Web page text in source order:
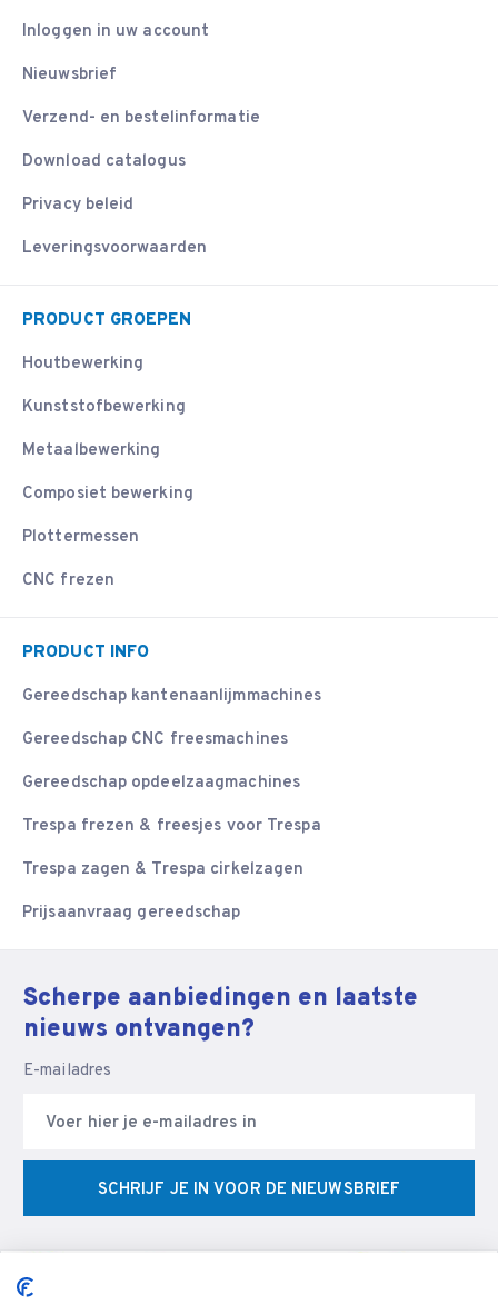
Inloggen in uw account
Nieuwsbrief
Verzend- en bestelinformatie
Download catalogus
Privacy beleid
Leveringsvoorwaarden
PRODUCT GROEPEN
Houtbewerking
Kunststofbewerking
Metaalbewerking
Composiet bewerking
Plottermessen
CNC frezen
PRODUCT INFO
Gereedschap kantenaanlijmmachines
Gereedschap CNC freesmachines
Gereedschap opdeelzaagmachines
Trespa frezen & freesjes voor Trespa
Trespa zagen & Trespa cirkelzagen
Prijsaanvraag gereedschap
Scherpe aanbiedingen en laatste
nieuws ontvangen?
E-mailadres
SCHRIJF JE IN VOOR DE NIEUWSBRIEF